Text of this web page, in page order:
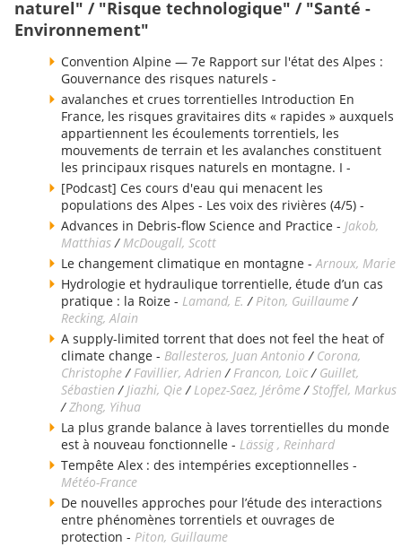
naturel" / "Risque technologique" / "Santé -
Environnement"
Convention Alpine — 7e Rapport sur l'état des Alpes :
Gouvernance des risques naturels -
avalanches et crues torrentielles Introduction En
France, les risques gravitaires dits « rapides » auxquels
appartiennent les écoulements torrentiels, les
mouvements de terrain et les avalanches constituent
les principaux risques naturels en montagne. I -
[Podcast] Ces cours d'eau qui menacent les
populations des Alpes - Les voix des rivières (4/5) -
Advances in Debris-flow Science and Practice - Jakob,
Matthias/McDougall, Scott
Le changement climatique en montagne -Arnoux, Marie
Hydrologie et hydraulique torrentielle, étude d’un cas
pratique : la Roize - Lamand, E. / Piton, Guillaume/
Recking, Alain
A supply-limited torrent that does not feel the heat of
climate change - Ballesteros, Juan Antonio / Corona,
Christophe/ Favillier, Adrien / Francon, Loïc/ Guillet,
Sébastien / Jiazhi, Qie/ Lopez-Saez, Jérôme/Stoffel, Markus
/Zhong, Yihua
La plus grande balance à laves torrentielles du monde
est à nouveau fonctionnelle - Lässig , Reinhard
Tempête Alex : des intempéries exceptionnelles -
Météo-France
De nouvelles approches pour l’étude des interactions
entre phénomènes torrentiels et ouvrages de
protection - Piton, Guillaume